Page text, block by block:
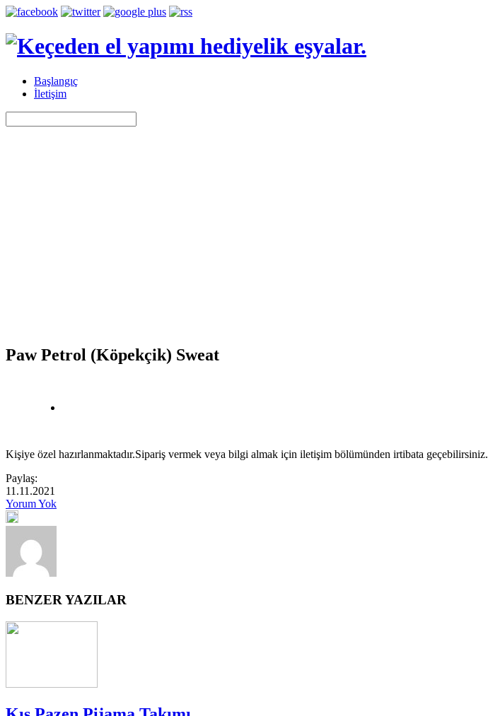
Başlangıç
İletişim
Paw Petrol (Köpekçik) Sweat
Kişiye özel hazırlanmaktadır.Sipariş vermek veya bilgi almak için iletişim bölümünden irtibata geçebilirsiniz.
Paylaş:
11.11.2021
Yorum Yok
BENZER YAZILAR